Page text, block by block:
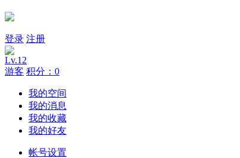
登录 注册
Lv.12
游客 积分：0
我的空间
我的消息
我的收藏
我的好友
帐号设置